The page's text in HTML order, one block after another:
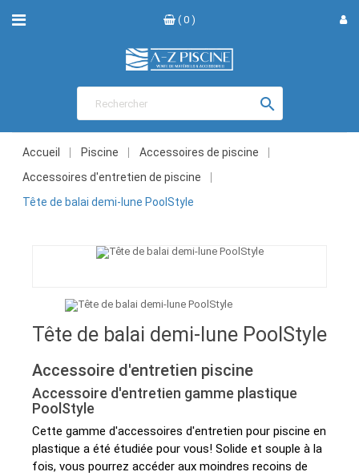
( 0 )

Accueil Piscine
Accessoires de piscine
Accessoires d'entretien de piscine
Tête de balai demi-lune PoolStyle
Tête de balai demi-lune PoolStyle
Accessoire d'entretien piscine
Accessoire d'entretien gamme plastique
PoolStyle
Cette gamme d'accessoires d'entretien pour piscine en
plastique a été étudiée pour vous! Solide et souple à la
fois, vous pourrez accéder aux moindres recoins de